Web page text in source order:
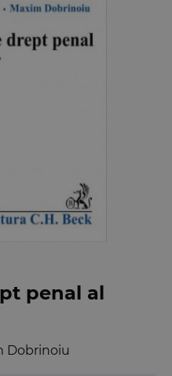
penal al
Dobrinoiu